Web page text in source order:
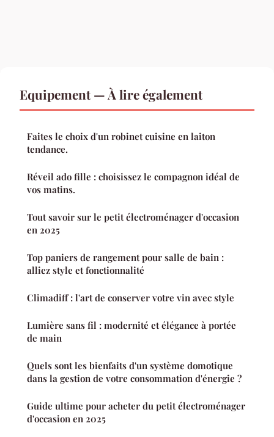
Equipement — À lire également
Faites le choix d'un robinet cuisine en laiton
tendance.
Réveil ado fille : choisissez le compagnon idéal de
vos matins.
Tout savoir sur le petit électroménager d'occasion
en 2025
Top paniers de rangement pour salle de bain :
alliez style et fonctionnalité
Climadiff : l'art de conserver votre vin avec style
Lumière sans fil : modernité et élégance à portée
de main
Quels sont les bienfaits d'un système domotique
dans la gestion de votre consommation d'énergie ?
Guide ultime pour acheter du petit électroménager
d'occasion en 2025